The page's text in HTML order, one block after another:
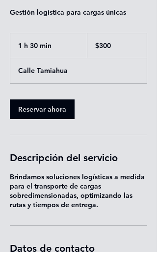
Gestión logística para cargas únicas
1 h 30 min
0
i
n
mexicanos
$300
Calle Tamiahua
Reservar ahora
Descripción del servicio
Brindamos soluciones logísticas a medida
para el transporte de cargas
sobredimensionadas, optimizando las
rutas y tiempos de entrega.
Datos de contacto